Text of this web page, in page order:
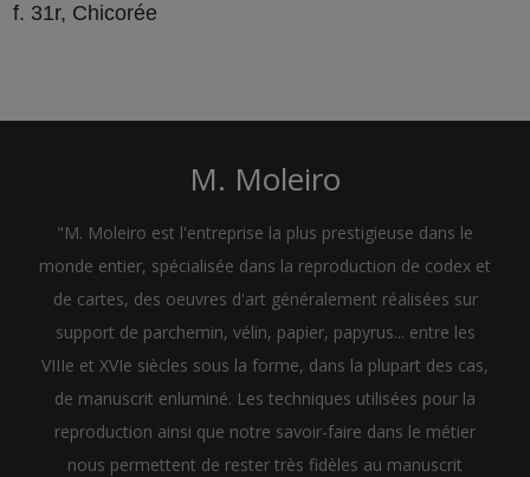
f. 31r, Chicorée
M. Moleiro
"M. Moleiro est l'entreprise la plus prestigieuse dans le
monde entier, spécialisée dans la reproduction de codex et
de cartes, des oeuvres d'art généralement réalisées sur
support de parchemin, vélin, papier, papyrus... entre les
VIIIe et XVIe siècles sous la forme, dans la plupart des cas,
de manuscrit enluminé. Les techniques utilisées pour la
reproduction ainsi que notre savoir-faire dans le métier
nous permettent de rester très fidèles au manuscrit